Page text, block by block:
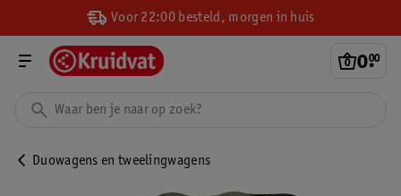
Voor 22:00 besteld, morgen in huis
0.
00
Duowagens en tweelingwagens